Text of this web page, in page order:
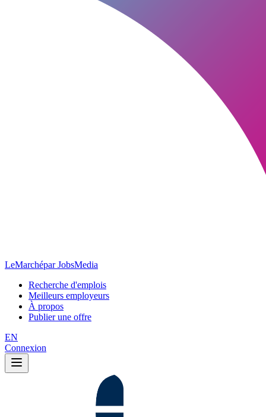
LeMarchépar JobsMedia
Recherche d'emplois
Meilleurs employeurs
À propos
Publier une offre
EN
Connexion